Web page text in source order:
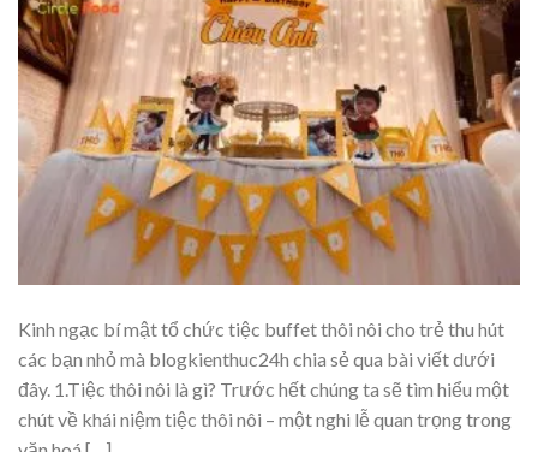
Kinh ngạc bí mật tổ chức tiệc buffet thôi nôi cho trẻ thu hút
các bạn nhỏ mà blogkienthuc24h chia sẻ qua bài viết dưới
đây. 1.Tiệc thôi nôi là gì? Trước hết chúng ta sẽ tìm hiểu một
chút về khái niệm tiệc thôi nôi – một nghi lễ quan trọng trong